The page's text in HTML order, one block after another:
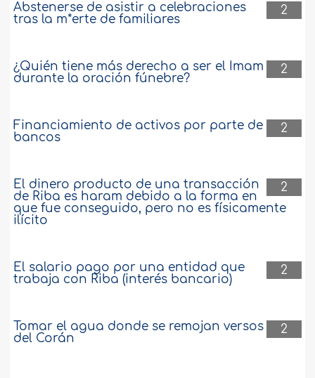
2
Abstenerse de asistir a celebraciones
tras la m*erte de familiares
2
¿Quién tiene más derecho a ser el Imam
durante la oración fúnebre?
2
Financiamiento de activos por parte de
bancos
2
El dinero producto de una transacción
de Riba es haram debido a la forma en
que fue conseguido, pero no es físicamente
ilícito
2
El salario pago por una entidad que
trabaja con Riba (interés bancario)
2
Tomar el agua donde se remojan versos
del Corán